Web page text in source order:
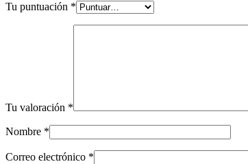
Tu puntuación *
Tu valoración *
Nombre *
Correo electrónico *